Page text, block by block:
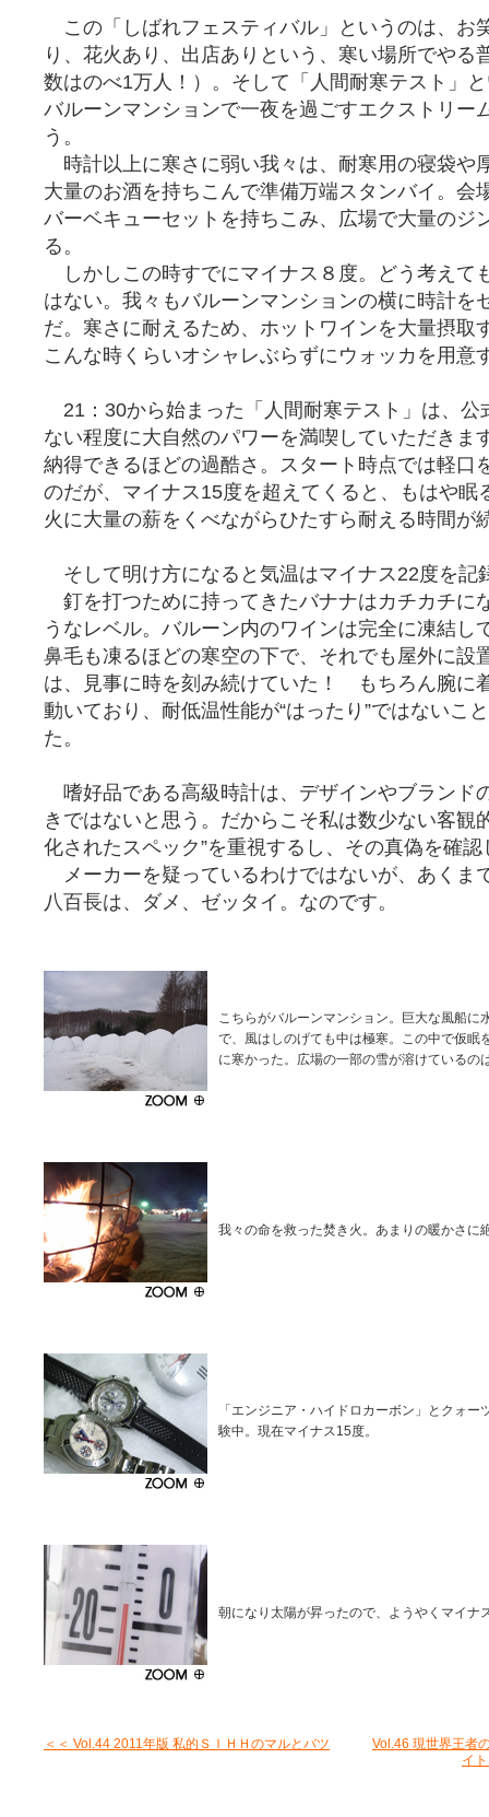
この「しばれフェスティバル」というのは、お
り、花火あり、出店ありという、寒い場所でやる
数はのべ1万人！）。そして「人間耐寒テスト」
バルーンマンションで一夜を過ごすエクストリー
う。
時計以上に寒さに弱い我々は、耐寒用の寝袋や
大量のお酒を持ちこんで準備万端スタンバイ。会
バーベキューセットを持ちこみ、広場で大量のジ
る。
しかしこの時すでにマイナス８度。どう考えて
はない。我々もバルーンマンションの横に時計を
だ。寒さに耐えるため、ホットワインを大量摂取
こんな時くらいオシャレぶらずにウォッカを用意
21：30から始まった「人間耐寒テスト」は、公
ない程度に大自然のパワーを満喫していただきま
納得できるほどの過酷さ。スタート時点では軽口
のだが、マイナス15度を超えてくると、もはや眠
火に大量の薪をくべながらひたすら耐える時間が
そして明け方になると気温はマイナス22度を記
釘を打つために持ってきたバナナはカチカチに
うなレベル。バルーン内のワインは完全に凍結し
鼻毛も凍るほどの寒空の下で、それでも屋外に設
は、見事に時を刻み続けていた！ もちろん腕に
動いており、耐低温性能が“はったり”ではないこ
た。
嗜好品である高級時計は、デザインやブランド
きではないと思う。だからこそ私は数少ない客観
化されたスペック”を重視するし、その真偽を確
メーカーを疑っているわけではないが、あくま
八百長は、ダメ、ゼッタイ。なのです。
こちらがバルーンマンション。巨大な風船に
で、風はしのげても中は極寒。この中で仮眠
に寒かった。広場の一部の雪が溶けているの
我々の命を救った焚き火。あまりの暖かさに
「エンジニア・ハイドロカーボン」とクォ
験中。現在マイナス15度。
朝になり太陽が昇ったので、ようやくマイナ
＜＜ Vol.44 2011年版 私的ＳＩＨＨのマルとバツ
Vol.46 現世界王者
イ